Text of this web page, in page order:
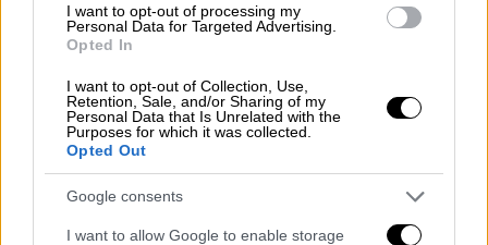
I want to opt-out of processing my
Personal Data for Targeted Advertising.
Opted In
I want to opt-out of Collection, Use,
Retention, Sale, and/or Sharing of my
Personal Data that Is Unrelated with the
Purposes for which it was collected.
Opted Out
Google consents
I want to allow Google to enable storage
Πολιτική|03.06.2025 11:23
Μαρινάκης: «Δεν θα είμαστε θεατής
στις παθογένειες χρόνων - Αν δεν
εμφανιστούν θα αναβληθεί το
πρωτάθλημα»
«Αυτή είναι η απόφαση μας και δεν
λογαριάζουμε το πολιτικό κόστος» ανέφερε